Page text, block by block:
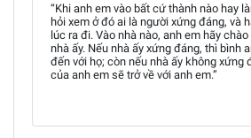
“Khi anh em vào bất cứ thành nào hay
hỏi xem ở đó ai là người xứng đáng, và
lúc ra đi. Vào nhà nào, anh em hãy
nhà ấy. Nếu nhà ấy xứng đáng, thì bình
đến với họ; còn nếu nhà ấy không xứng
của anh em sẽ trở về với anh em.”